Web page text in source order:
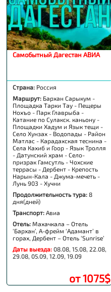
Самобытный Дагестан АВИА
Страна: Россия
Маршрут: Бархан Сарыкум -
Площадка Тарки Тау - Пещеры
Нохъо - Парк Главрыба -
Катание по Сулакск. каньону -
Площадки Хадум и Язык тещи -
Село Хунзах - Водопады - Район
Матлас - Карадахская теснина -
Села Кахиб и Гоор - Язык Тролля
- Датунский храм - Село-
призрак Гамсутль - Чохские
террасы - Дербент - Крепость
Нарын-Кала - Джума-мечеть -
Лунь 903 - Хучни
Продолжительность тура: 8
дня(дней)
Транспорт: Авиа
Отель: Махачкала – Отель
‘Бархан’, А-фрейм ‘Адамант’ в
горах, Дербент – Отель ‘Sunrise’
Даты выезда: 08.08, 15.08, 22.08,
29.08, 05.09, 12.09, 19.09
от 1075$